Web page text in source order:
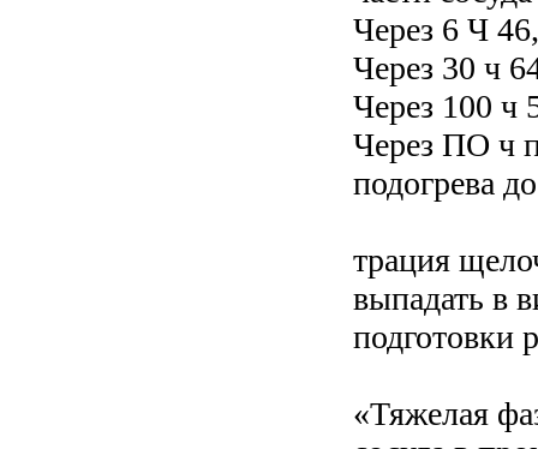
Через 6 Ч
Через 30 ч
Через 100 ч
Через ПО ч
подогрева
трация
выпадать в
подготовки
«Тяжелая